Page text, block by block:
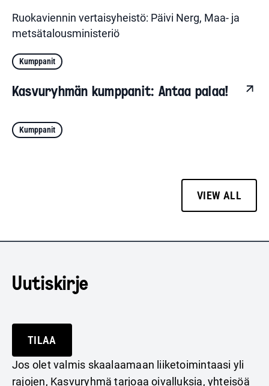
Ruokaviennin vertaisyheistö: Päivi Nerg, Maa- ja
metsätalousministeriö
Kumppanit
Kasvuryhmän kumppanit: Antaa palaa!
Kumppanit
VIEW ALL
Uutiskirje
TILAA
Jos olet valmis skaalaamaan liiketoimintaasi yli
rajojen, Kasvuryhmä tarjoaa oivalluksia, yhteisöä